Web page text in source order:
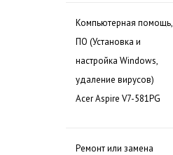
Компьютерная помощь,
ПО (Установка и
настройка Windows,
удаление вирусов)
Acer Aspire V7-581PG
Ремонт или замена